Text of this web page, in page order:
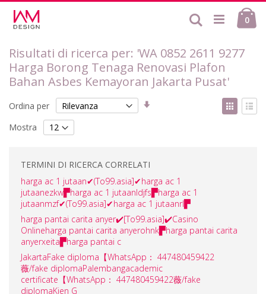
contenuto
0
Cerca
Risultati di ricerca per: 'WA 0852 2611 9277
Harga Borong Tenaga Renovasi Plafon
Bahan Asbes Kemayoran Jakarta Pusat'
Ordina per
Imposta
come
Mostra
TERMINI DI RICERCA CORRELATI
harga ac 1 jutaan✔(To99.asia]✔harga ac 1
jutaanezkw▛harga ac 1 jutaanldjfs▛harga ac 1
jutaanmzf✔(To99.asia]✔harga ac 1 jutaanrl▛
harga pantai carita anyer✔️[To99.asia]✔️Casino
Onlineharga pantai carita anyerohnk▛harga pantai carita
anyerxeita▛harga pantai c
JakartaFake diploma【WhatsApp： 447480459422
薇/fake diplomaPalembangacademic
certificate【WhatsApp： 447480459422薇/fake
diplomaKien G